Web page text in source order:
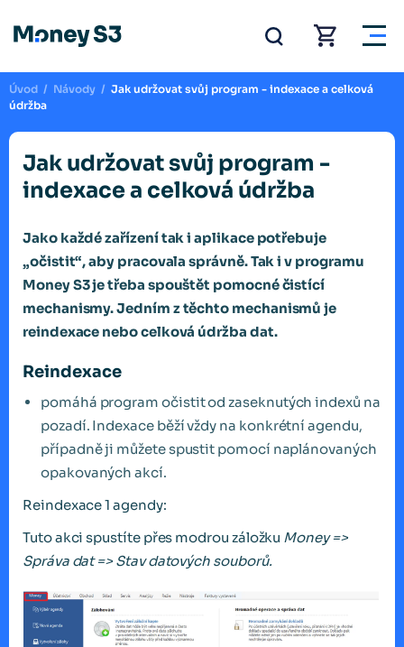
Úvod / Návody / Jak udržovat svůj program - indexace a celková
údržba
Jak udržovat svůj program -
indexace a celková údržba
Jako každé zařízení tak i aplikace potřebuje
„očistit“, aby pracovala správně. Tak i v programu
Money S3 je třeba spouštět pomocné čistící
mechanismy. Jedním z těchto mechanismů je
reindexace nebo celková údržba dat.
Reindexace
pomáhá program očistit od zaseknutých indexů na
pozadí. Indexace běží vždy na konkrétní agendu,
případně ji můžete spustit pomocí naplánovaných
opakovaných akcí.
Reindexace 1 agendy:
Tuto akci spustíte přes modrou záložku Money =>
Správa dat => Stav datových souborů.